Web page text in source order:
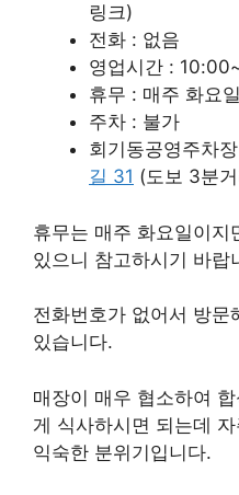
링크)
전화 : 없음
영업시간 :
휴무 : 매주 화요일
주차 : 불가
회기동공영주차
길 31 (도보 3분
휴무는 매주 화요일이지
있으니 참고하시기 바랍
전화번호가 없어서 방문
있습니다.
매장이 매우 협소하여
게 식사하시면 되는데
익숙한 분위기입니다.